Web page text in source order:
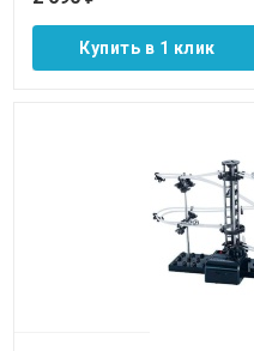
Купить в 1 клик